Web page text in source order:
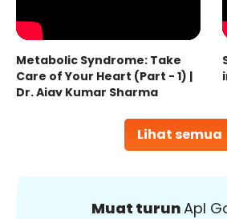
Lihat semua
Metabolic Syndrome: Take
Care of Your Heart (Part - 1) |
Dr. Ajay Kumar Sharma
Muat turunApl